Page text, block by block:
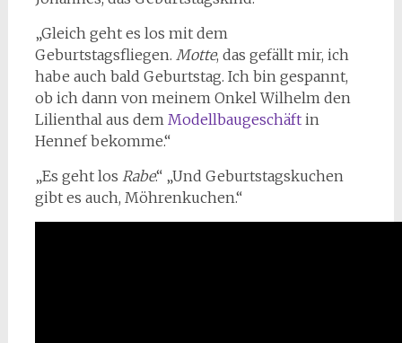
„Gleich geht es los mit dem
Geburtstagsfliegen. Motte, das gefällt mir, ich
habe auch bald Geburtstag. Ich bin gespannt,
ob ich dann von meinem Onkel Wilhelm den
Lilienthal aus dem Modellbaugeschäftin
Hennef bekomme.“
„Es geht los Rabe.“ „Und Geburtstagskuchen
gibt es auch, Möhrenkuchen.“